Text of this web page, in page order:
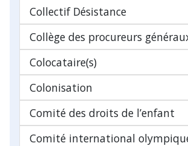
Collectif Désistance
Collège des procureurs
Colocataire(s)
Colonisation
Comité des droits de l’enfant
Comité international